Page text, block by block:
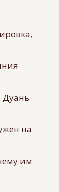
Дуань
на
им